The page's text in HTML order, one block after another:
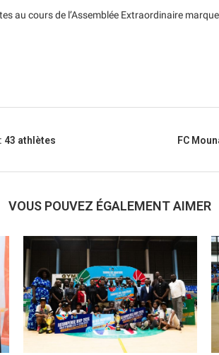
au cours de l’Assemblée Extraordinaire
43 athlètes
FC
VOUS POUVEZ ÉGALEMENT AIMER